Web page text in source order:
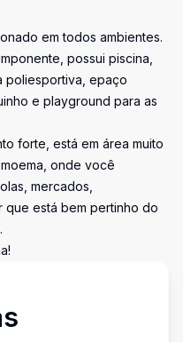
em todos ambientes.
possui piscina,
poliesportiva, epaço
e playground para as
forte, está em área muito
onde você
mercados,
que está bem pertinho do